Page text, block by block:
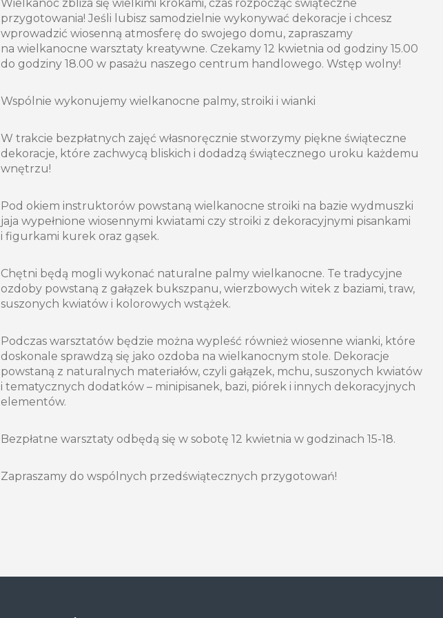
Wielkanoc zbliża się wielkimi krokami, czas rozpocząć świąteczne
przygotowania! Jeśli lubisz samodzielnie wykonywać dekoracje i chcesz
wprowadzić wiosenną atmosferę do swojego domu, zapraszamy
na wielkanocne warsztaty kreatywne. Czekamy 12 kwietnia od godziny 15.00
do godziny 18.00 w pasażu naszego centrum handlowego. Wstęp wolny!
Wspólnie wykonujemy wielkanocne palmy, stroiki i wianki
W trakcie bezpłatnych zajęć własnoręcznie stworzymy piękne świąteczne
dekoracje, które zachwycą bliskich i dodadzą świątecznego uroku każdemu
wnętrzu!
Pod okiem instruktorów powstaną wielkanocne stroiki na bazie wydmuszki
jaja wypełnione wiosennymi kwiatami czy stroiki z dekoracyjnymi pisankami
i figurkami kurek oraz gąsek.
Chętni będą mogli wykonać naturalne palmy wielkanocne. Te tradycyjne
ozdoby powstaną z gałązek bukszpanu, wierzbowych witek z baziami, traw,
suszonych kwiatów i kolorowych wstążek.
Podczas warsztatów będzie można wypleść również wiosenne wianki, które
doskonale sprawdzą się jako ozdoba na wielkanocnym stole. Dekoracje
powstaną z naturalnych materiałów, czyli gałązek, mchu, suszonych kwiatów
i tematycznych dodatków – minipisanek, bazi, piórek i innych dekoracyjnych
elementów.
Bezpłatne warsztaty odbędą się w sobotę 12 kwietnia w godzinach 15-18.
Zapraszamy do wspólnych przedświątecznych przygotowań!